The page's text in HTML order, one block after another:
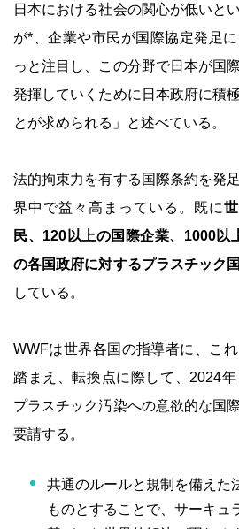
日本における社会の関心が低いと
が*、企業や市民が国際協定発足
っと注目し、この分野で日本が国
発揮していくために日本政府に積
とが求められる」と述べている。
法的拘束力を有する国際条約を発
界中で益々高まっている。既に
民、120以上の国際企業、1000以
の各国政府に対するプラスチック
している。
WWFは世界各国の指導者に、こ
踏まえ、転換点に際して、2024
プラスチック汚染への意欲的な国
要請する。
共通のルールと規制を備えた
ものとすることで、サーキュ